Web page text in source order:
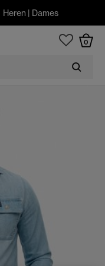
Heren | Dames
0